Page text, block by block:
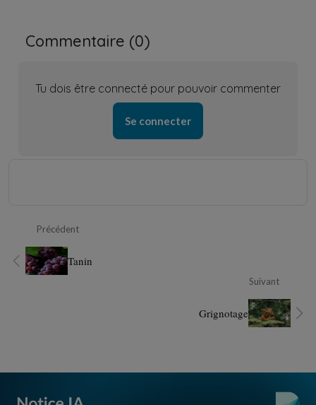
Commentaire (0)
Tu dois être connecté pour pouvoir commenter
Se connecter
Précédent
Tanin
Suivant
Grignotage